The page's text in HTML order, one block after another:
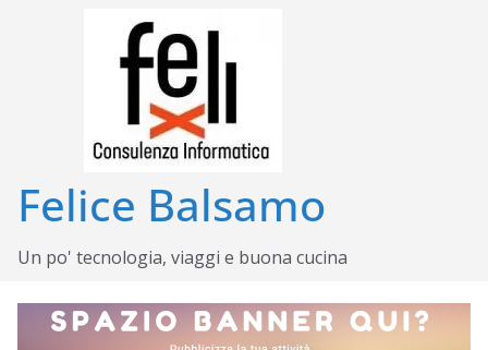
Felice Balsamo
Un po' tecnologia, viaggi e buona cucina